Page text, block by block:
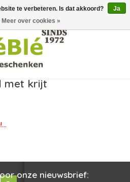
met krijt
onze nieuwsbrief:
te verbeteren. Is dat akkoord?
Ja
Meer over cookies »